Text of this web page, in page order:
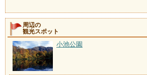
周辺の
観光スポット
小池公園